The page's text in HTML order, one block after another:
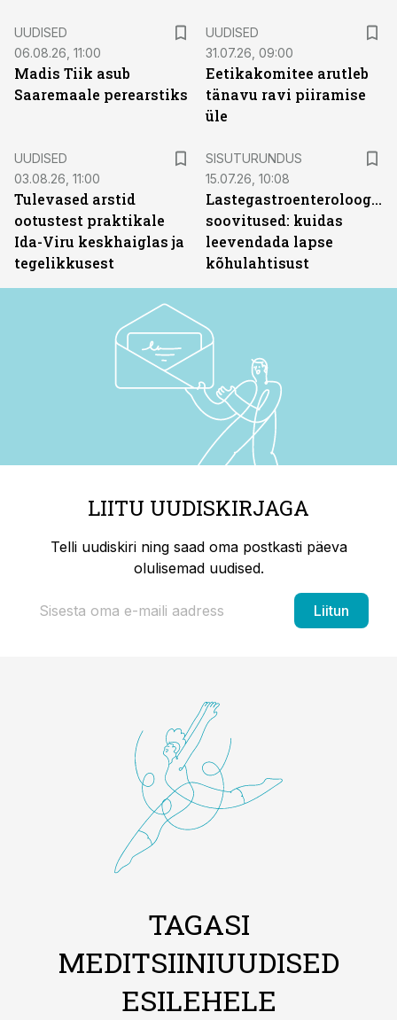
UUDISED
06.08.26, 11:00
Madis Tiik asub
Saaremaale perearstiks
UUDISED
31.07.26, 09:00
Eetikakomitee arutleb
tänavu ravi piiramise
üle
UUDISED
03.08.26, 11:00
Tulevased arstid
ootustest praktikale
Ida-Viru keskhaiglas ja
tegelikkusest
SISUTURUNDUS
15.07.26, 10:08
Lastegastroenteroloogide
soovitused: kuidas
leevendada lapse
kõhulahtisust
LIITU UUDISKIRJAGA
Telli uudiskiri ning saad oma postkasti päeva
olulisemad uudised.
Liitun
TAGASI
MEDITSIINIUUDISED
ESILEHELE